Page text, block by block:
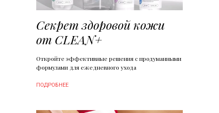
Секрет здоровой кожи
от CLEAN+
Откройте эффективные решения с продуманными
формулами для ежедневного ухода
ПОДРОБНЕЕ